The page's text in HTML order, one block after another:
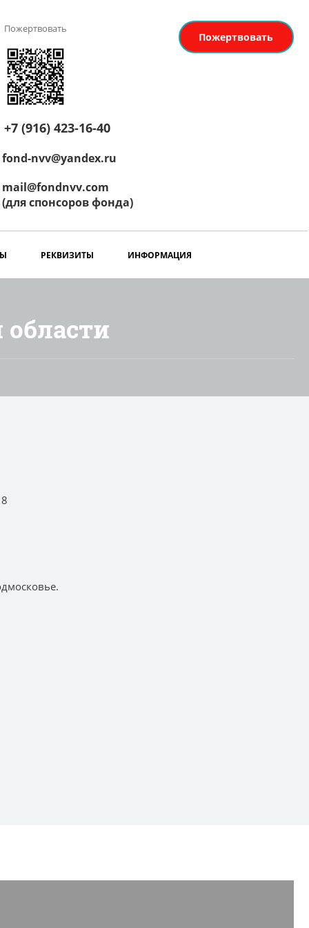
fond-nvv@yandex.ru
mail@fondnvv.com
(для спонсоров фонда)
+7 (916) 423-16-40
Пожертвовать
Пожертвовать
РЕКВИЗИТЫ ИНФОРМАЦИЯ